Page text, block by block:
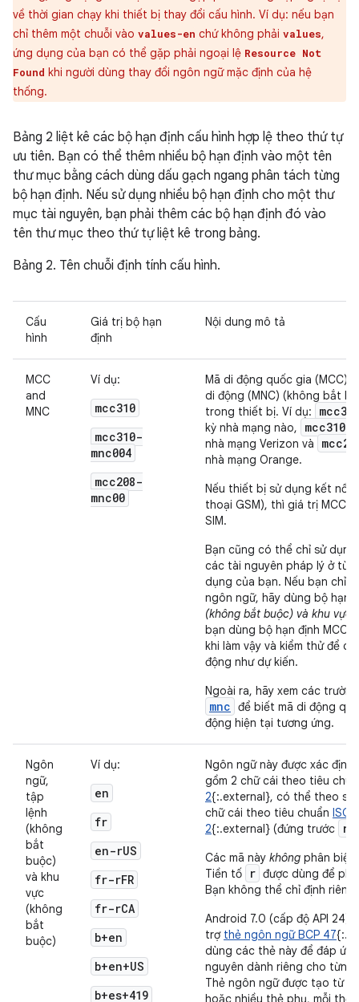
về thời gian chạy khi thiết bị thay đổi cấu hình. Ví dụ: nếu bạn
chỉ thêm một chuỗi vào values-en chứ không phải values,
ứng dụng của bạn có thể gặp phải ngoại lệ Resource Not
Found khi người dùng thay đổi ngôn ngữ mặc định của hệ
thống.
Bảng 2 liệt kê các bộ hạn định cấu hình hợp lệ theo thứ tự
ưu tiên. Bạn có thể thêm nhiều bộ hạn định vào một tên
thư mục bằng cách dùng dấu gạch ngang phân tách từng
bộ hạn định. Nếu sử dụng nhiều bộ hạn định cho một thư
mục tài nguyên, bạn phải thêm các bộ hạn định đó vào
tên thư mục theo thứ tự liệt kê trong bảng.
Bảng 2. Tên chuỗi định tính cấu hình.
Cấu
hình
Giá trị bộ hạn
định
Nội dung mô tả
MCC
and
MNC
Ví dụ:
mcc310
mcc310-
mnc004
mcc208-
mnc00
Mã di động quốc gia (MCC),
di động (MNC) (không bắt
trong thiết bị. Ví dụ:
mcc310
kỳ nhà mạng nào, mcc310-
nhà mạng Verizon và
nhà mạng Orange.
Nếu thiết bị sử dụng kết nối
thoại GSM), thì giá trị MCC
SIM.
Bạn cũng có thể chỉ sử dụng
các tài nguyên pháp lý ở
dụng của bạn. Nếu bạn chỉ
ngôn ngữ, hãy dùng bộ hạn
(không bắt buộc) và khu vực
bạn dùng bộ hạn định MCC
khi làm vậy và kiểm thử để
động như dự kiến.
Ngoài ra, hãy xem các
mnc để biết mã di động
động hiện tại tương ứng.
Ngôn
ngữ,
tập
lệnh
(không
bắt
buộc)
và khu
vực
(không
bắt
buộc)
Ví dụ:
en
fr
en-rUS
fr-rFR
fr-rCA
b+en
b+en+US
b+es+419
Ngôn ngữ này được xác
gồm 2 chữ cái theo tiêu
2{:.external}, có thể theo
chữ cái theo tiêu chuẩn ISO
2{:.external} (đứng trước r
Các mã này không phân biệt
Tiền tố
r được dùng để
Bạn không thể chỉ định riêng
Android 7.0 (cấp độ API 24)
trợ thẻ ngôn ngữ BCP 47
dùng các thẻ này để đáp
nguyên dành riêng cho từng
Thẻ ngôn ngữ được tạo từ
hoặc nhiều thẻ phụ, mỗi thẻ